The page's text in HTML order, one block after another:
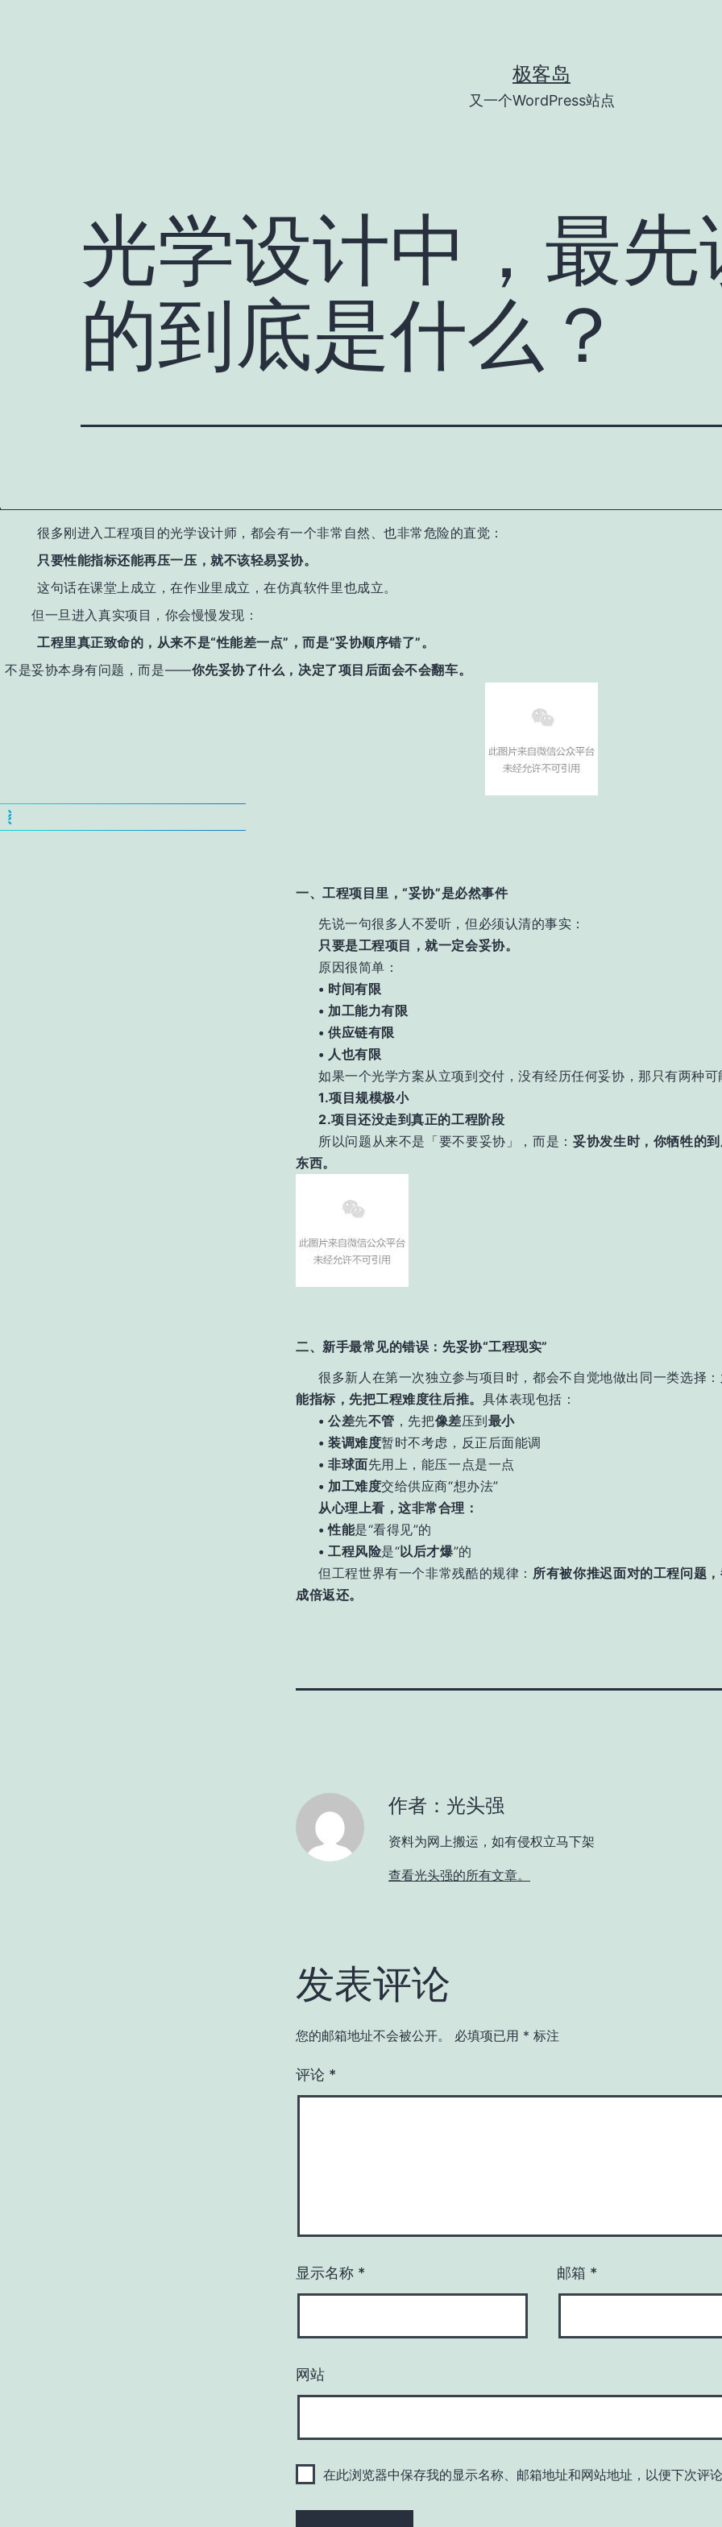
极客岛
又一个WordPress站点
光学设计中，最
的到底是什么？
很多刚进入工程项目的光学设计师，都会有一个非常自然、也非常危险的直觉：
只要性能指标还能再压一压，就不该轻易妥协。
这句话在课堂上成立，在作业里成立，在仿真软件里也成立。
但一旦进入真实项目，你会慢慢发现：
工程里真正致命的，从来不是“性能差一点”，而是“妥协顺序错了”。
不是妥协本身有问题，而是——你先妥协了什么，决定了项目后面会不会翻车。
一、工程项目里，“妥协”是必然事件
先说一句很多人不爱听，但必须认清的事实：
只要是工程项目，就一定会妥协。
原因很简单：
• 时间有限
• 加工能力有限
• 供应链有限
• 人也有限
如果一个光学方案从立项到交付，没有经历任何妥协，那只有两种可
1.项目规模极小
2.项目还没走到真正的工程阶段
所以问题从来不是「要不要妥协」，而是： 妥协发生时，你牺牲的
东西。
二、新手最常见的错误：先妥协“工程现实”
很多新人在第一次独立参与项目时，都会不自觉地做出同一类选择：
能指标，先把工程难度往后推。 具体表现包括：
• 公差先不管 ，先把像差压到最小
•装调难度暂时不考虑，反正后面能调
•非球面先用上，能压一点是一点
• 加工难度交给供应商“想办法”
从心理上看，这非常合理：
•性能是“看得见”的
•工程风险是“以后才爆”的
但工程世界有一个非常残酷的规律： 所有被你推迟面对的工程问题
成倍返还。
作者：光头强
资料为网上搬运，如有侵权立马下架
查看光头强的所有文章。
发表评论
您的邮箱地址不会被公开。 必填项已用 * 标注
评论 *
显示名称 * 邮箱 *
网站
在此浏览器中保存我的显示名称、邮箱地址和网站地址，以便下次评